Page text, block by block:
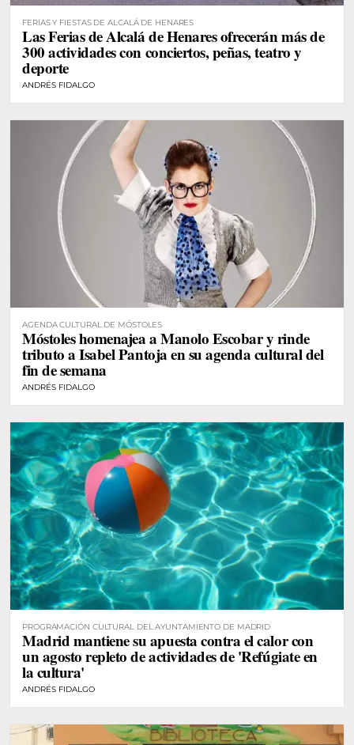
FERIAS Y FIESTAS DE ALCALÁ DE HENARES
Las Ferias de Alcalá de Henares ofrecerán más de
300 actividades con conciertos, peñas, teatro y
deporte
ANDRÉS FIDALGO
AGENDA CULTURAL DE MÓSTOLES
Móstoles homenajea a Manolo Escobar y rinde
tributo a Isabel Pantoja en su agenda cultural del
fin de semana
ANDRÉS FIDALGO
PROGRAMACIÓN CULTURAL DEL AYUNTAMIENTO DE MADRID
Madrid mantiene su apuesta contra el calor con
un agosto repleto de actividades de 'Refúgiate en
la cultura'
ANDRÉS FIDALGO